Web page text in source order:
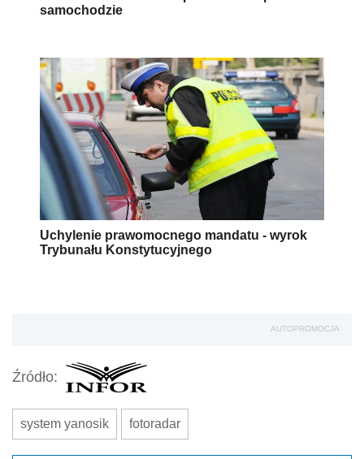
samochodzie
Uchylenie prawomocnego mandatu - wyrok
Trybunału Konstytucyjnego
AUTOPROMOCJA
Źródło:
system yanosik fotoradar